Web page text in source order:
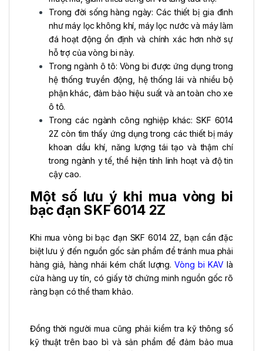
Trong đời sống hàng ngày: Các thiết bị gia đình
như máy lọc không khí, máy lọc nước và máy làm
đá hoạt động ổn định và chính xác hơn nhờ sự
hỗ trợ của vòng bi này.
Trong ngành ô tô: Vòng bi được ứng dụng trong
hệ thống truyền động, hệ thống lái và nhiều bộ
phận khác, đảm bảo hiệu suất và an toàn cho xe
ô tô.
Trong các ngành công nghiệp khác: SKF 6014
2Z còn tìm thấy ứng dụng trong các thiết bị máy
khoan dầu khí, năng lượng tái tạo và thậm chí
trong ngành y tế, thể hiện tính linh hoạt và độ tin
cậy cao.
Một số lưu ý khi mua vòng bi
bạc đạn SKF 6014 2Z
Khi mua vòng bi bạc đạn SKF 6014 2Z, bạn cần đặc
biệt lưu ý đến nguồn gốc sản phẩm để tránh mua phải
hàng giả, hàng nhái kém chất lượng. Vòng bi KAVlà
cửa hàng uy tín, có giấy tờ chứng minh nguồn gốc rõ
ràng bạn có thể tham khảo.
Đồng thời người mua cũng phải kiểm tra kỹ thông số
kỹ thuật trên bao bì và sản phẩm để đảm bảo mua